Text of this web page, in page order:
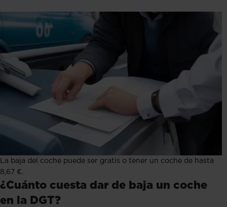
La baja del coche puede ser gratis o tener un coche de hasta
8,67 €.
¿Cuánto cuesta dar de baja un coche
en la DGT?